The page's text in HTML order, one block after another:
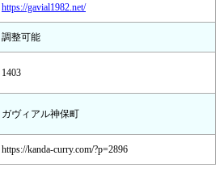
https://gavial1982.net/
調整可能
1403
ガヴィアル神保町
https://kanda-curry.com/?p=2896